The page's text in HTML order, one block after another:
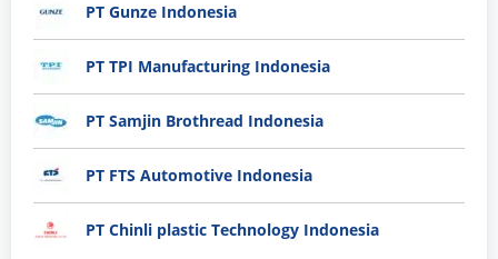
PT Gunze Indonesia
PT TPI Manufacturing Indonesia
PT Samjin Brothread Indonesia
PT FTS Automotive Indonesia
PT Chinli plastic Technology Indonesia